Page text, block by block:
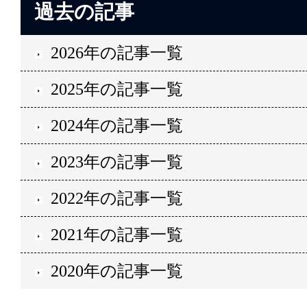
過去の記事
2026年の記事一覧
2025年の記事一覧
2024年の記事一覧
2023年の記事一覧
2022年の記事一覧
2021年の記事一覧
2020年の記事一覧